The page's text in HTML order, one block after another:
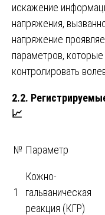
искажение
напряжения,
напряжение
параметров,
контролировать
2.2.
📈
№ Параметр
1
Кожно-
гальваническая
реакция (КГР)